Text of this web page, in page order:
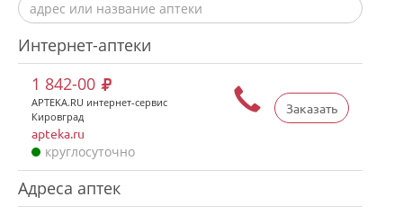
Интернет-аптеки
Заказать
1 842-00
APTEKA.RU интернет-сервис
Кировград
apteka.ru
круглосуточно
Адреса аптек